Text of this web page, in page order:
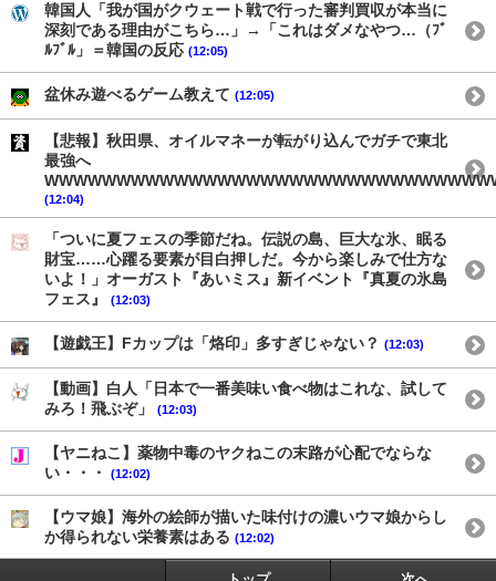
韓国人「我が国がクウェート戦で行った審判買収が本当に
深刻である理由がこちら…」→「これはダメなやつ…（ﾌﾞ
ﾙﾌﾞﾙ」＝韓国の反応 (12:05)
盆休み遊べるゲーム教えて (12:05)
【悲報】秋田県、オイルマネーが転がり込んでガチで東北
最強へ
(12:04)
「ついに夏フェスの季節だね。伝説の島、巨大な氷、眠る
財宝……心躍る要素が目白押しだ。今から楽しみで仕方な
いよ！」オーガスト『あいミス』新イベント『真夏の氷島
フェス』
(12:03)
【遊戯王】Fカップは「烙印」多すぎじゃない？ (12:03)
【動画】白人「日本で一番美味い食べ物はこれな、試して
みろ！飛ぶぞ」
(12:03)
【ヤニねこ】薬物中毒のヤクねこの末路が心配でならな
い・・・
(12:02)
【ウマ娘】海外の絵師が描いた味付けの濃いウマ娘からし
か得られない栄養素はある (12:02)